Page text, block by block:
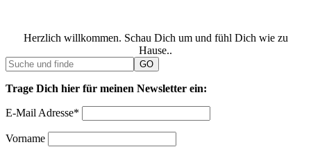
Herzlich willkommen. Schau Dich um und fühl Dich wie zu
Hause..
Trage Dich hier für meinen Newsletter ein:
E-Mail Adresse*
Vorname